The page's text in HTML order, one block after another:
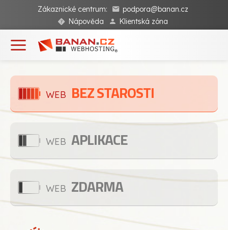
Zákaznické centrum:
podpora@banan.cz
Nápověda
Klientská zóna
WEB BEZ STAROSTI
WEB APLIKACE
WEB ZDARMA